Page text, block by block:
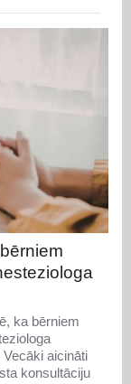
ka bērniem
aicināti
konsultāciju